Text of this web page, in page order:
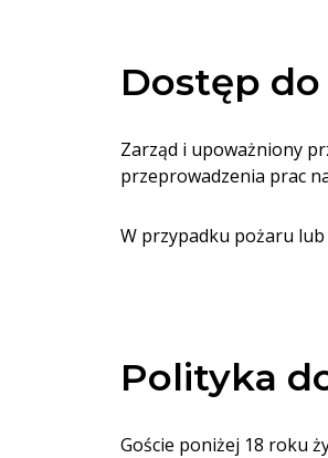
Dostęp
Zarząd i upoważniony
przeprowadzenia prac
W przypadku pożaru
Polityka
Goście poniżej 18 roku